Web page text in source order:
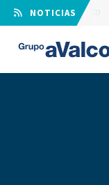
⠀NOTICIAS
25 AÑOS DE GRUPO AVALCO